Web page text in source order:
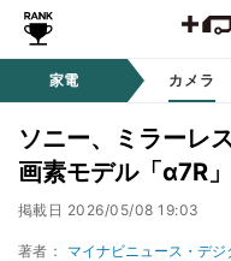
家電 カメラ
ソニー、ミラーレ
画素モデル「α7R
掲載日 2026/05/08 19:03
著者： マイナビニュース・デジ